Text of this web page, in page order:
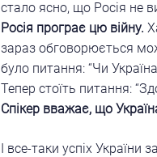
стало ясно, що Росія не
Росія програє цю війну.
зараз обговорюється
було питання: “Чи
Тепер стоїть питання:
Спікер вважає, що
І все-таки успіх України